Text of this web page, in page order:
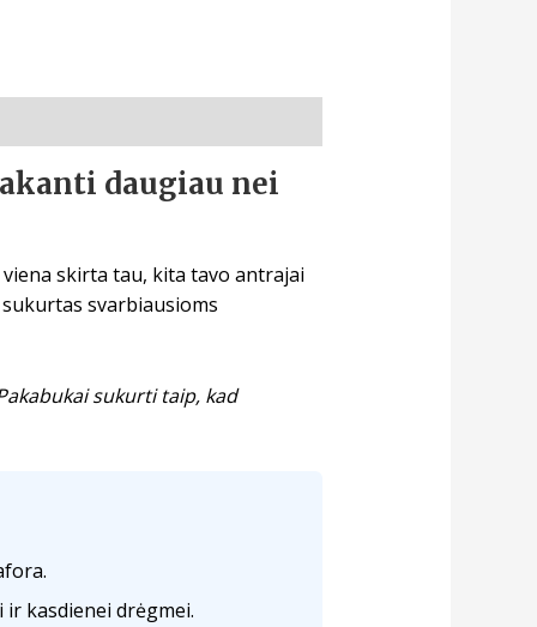
daugiau nei
skirta tau, kita tavo antrajai
svarbiausioms
sukurti taip, kad
kasdienei drėgmei.